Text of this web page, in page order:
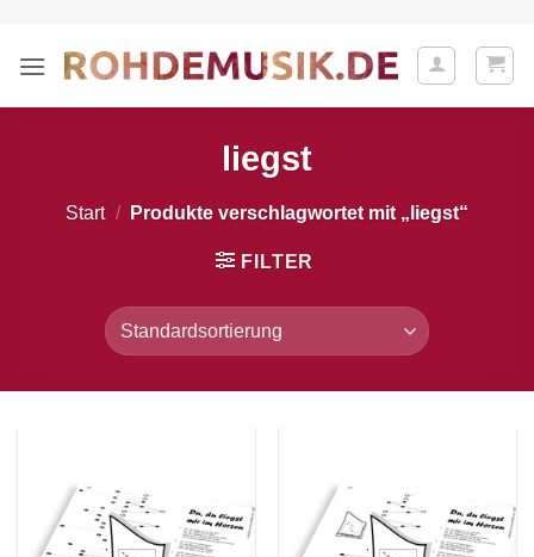
springen
liegst
Start / Produkte verschlagwortet mit „liegst“
FILTER